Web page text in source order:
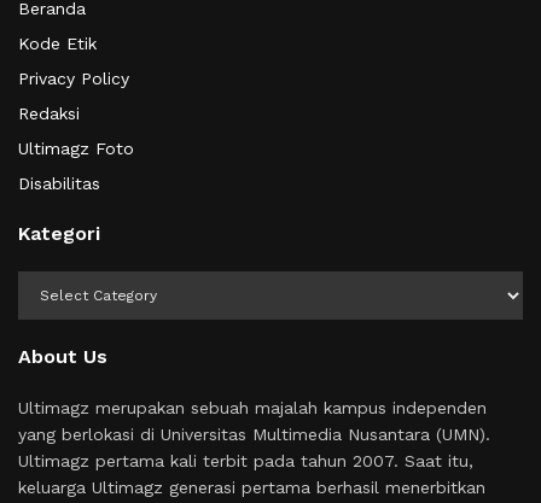
Beranda
Kode Etik
Privacy Policy
Redaksi
Ultimagz Foto
Disabilitas
Kategori
About Us
Ultimagz merupakan sebuah majalah kampus independen
yang berlokasi di Universitas Multimedia Nusantara (UMN).
Ultimagz pertama kali terbit pada tahun 2007. Saat itu,
keluarga Ultimagz generasi pertama berhasil menerbitkan